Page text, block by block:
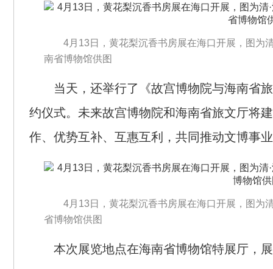
4月13日，黄花梨沉香书房展在海口开展，图
南省博物馆供图
当天，还举行了《故宫博物院与海南省旅
约仪式。未来故宫博物院和海南省旅文厅将
作、优势互补、互惠互利，共同推动文博事
4月13日，黄花梨沉香书房展在海口开展，图
省博物馆供图
本次展览地点在海南省博物馆特展厅，展